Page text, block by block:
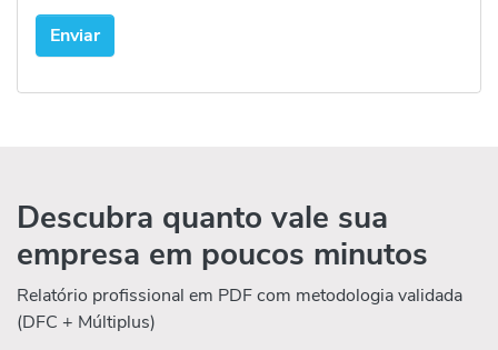
Descubra quanto vale sua
empresa em poucos minutos
Relatório profissional em PDF com metodologia validada
(DFC + Múltiplus)